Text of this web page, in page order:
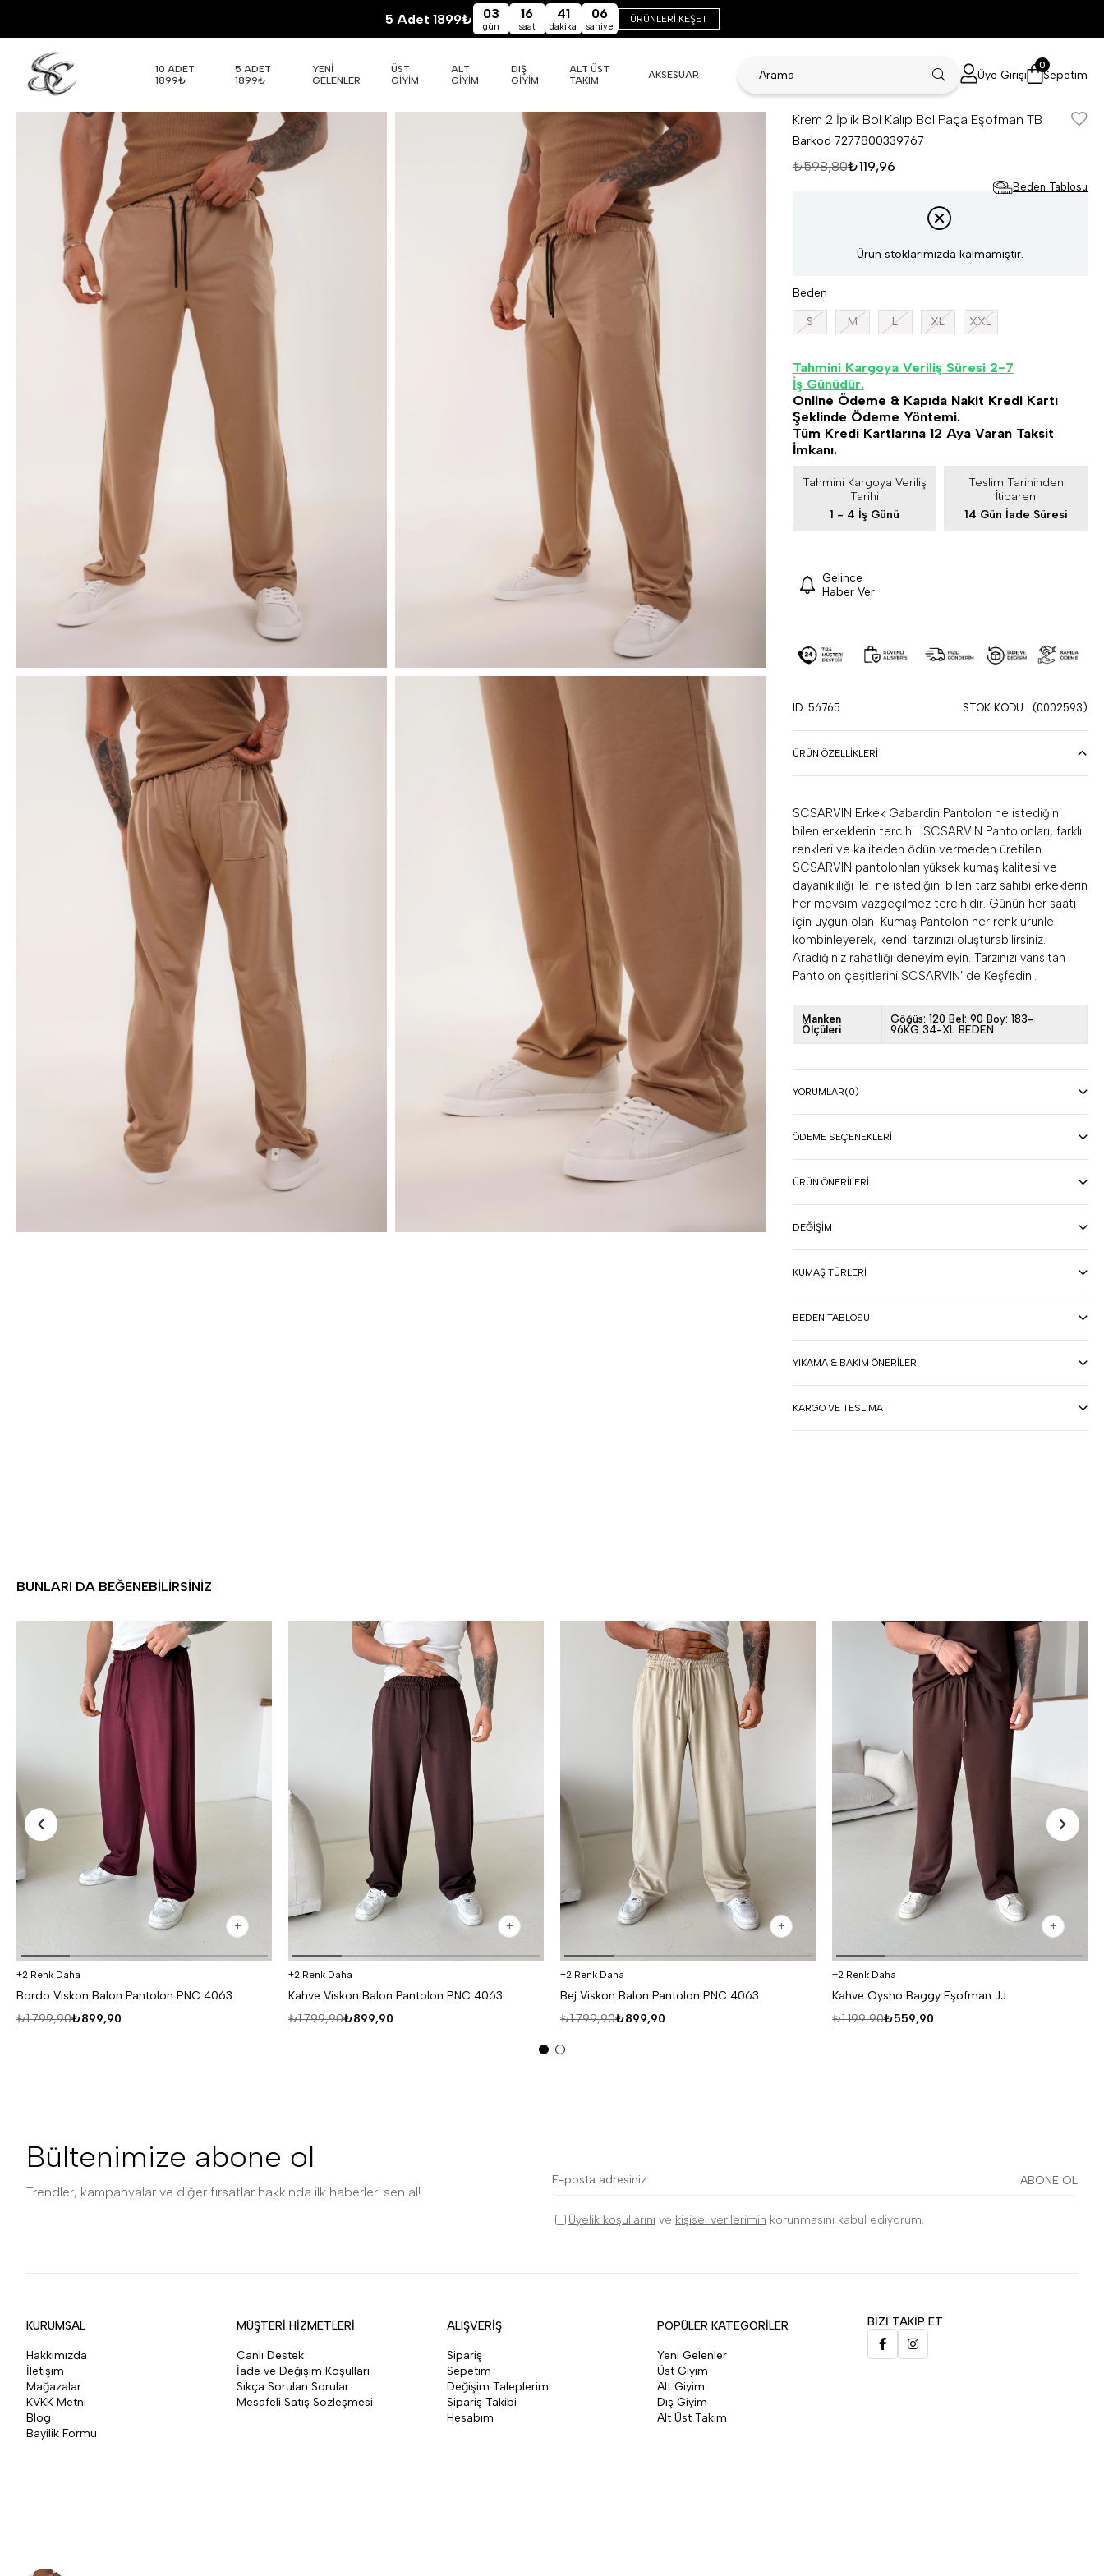
5 Adet 1899₺ 03
gün
16
saat
41
dakika
05
saniye
ÜRÜNLERİ KEŞET
10 ADET
1899₺
5 ADET
1899₺
YENİ
GELENLER
ÜST
GİYİM
ALT
GİYİM
DIŞ
GİYİM
ALT ÜST
TAKIM
AKSESUAR Üye Girişi Sepetim
0
Krem 2 İplik Bol Kalıp Bol Paça Eşofman TB
Barkod 7277800339767
₺598,80₺119,96
Beden Tablosu
Ürün stoklarımızda kalmamıştır.
Beden
S M L XL XXL
Tahmini Kargoya Veriliş Süresi 2-7
İş Günüdür.
Online Ödeme & Kapıda Nakit Kredi Kartı
Şeklinde Ödeme Yöntemi.
Tüm Kredi Kartlarına 12 Aya Varan Taksit
İmkanı.
Tahmini Kargoya Veriliş
Tarihi
1 - 4 İş Günü
Teslim Tarihinden
İtibaren
14 Gün İade Süresi
Gelince
Haber Ver
ID: 56765 STOK KODU (0002593)
ÜRÜN ÖZELLIKLERI
SCSARVIN Erkek Gabardin Pantolon ne istediğini
bilen erkeklerin tercihi. SCSARVIN Pantolonları, farklı
renkleri ve kaliteden ödün vermeden üretilen
SCSARVIN pantolonları yüksek kumaş kalitesi ve
dayanıklılığı ile ne istediğini bilen tarz sahibi erkeklerin
her mevsim vazgeçilmez tercihidir. Günün her saati
için uygun olan Kumaş Pantolon her renk ürünle
kombinleyerek, kendi tarzınızı oluşturabilirsiniz.
Aradığınız rahatlığı deneyimleyin. Tarzınızı yansıtan
Pantolon çeşitlerini SCSARVIN’ de Keşfedin..
Manken
Ölçüleri
Göğüs: 120 Bel: 90 Boy: 183-
96KG 34-XL BEDEN
YORUMLAR(0)
ÖDEME SEÇENEKLERI
ÜRÜN ÖNERILERI
DEĞIŞIM
KUMAŞ TÜRLERI
BEDEN TABLOSU
YIKAMA & BAKIM ÖNERILERI
KARGO VE TESLIMAT
BUNLARI DA BEĞENEBILIRSINIZ
2 Renk Daha
Bordo Viskon Balon Pantolon PNC 4063
₺899,90
₺1.799,90
2 Renk Daha
Kahve Viskon Balon Pantolon PNC 4063
₺899,90
₺1.799,90
2 Renk Daha
Bej Viskon Balon Pantolon PNC 4063
₺899,90
₺1.799,90
2 Renk Daha
Kahve Oysho Baggy Eşofman JJ
₺559,90
₺1.199,90
Bültenimize abone ol
Trendler, kampanyalar ve diğer fırsatlar hakkında ilk haberleri sen al!
ABONE OL
Üyelik koşullarını ve kişisel verilerimin korunmasını kabul ediyorum.
KURUMSAL
Hakkımızda
İletişim
Mağazalar
KVKK Metni
Blog
Bayilik Formu
MÜŞTERİ HİZMETLERİ
Canlı Destek
İade ve Değişim Koşulları
Sıkça Sorulan Sorular
Mesafeli Satış Sözleşmesi
ALIŞVERİŞ
Sipariş
Sepetim
Değişim Taleplerim
Sipariş Takibi
Hesabım
POPÜLER KATEGORİLER
Yeni Gelenler
Üst Giyim
Alt Giyim
Dış Giyim
Alt Üst Takım
BİZİ TAKİP ET